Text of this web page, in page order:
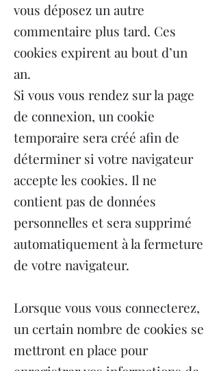
vous déposez un autre
commentaire plus tard. Ces
cookies expirent au bout d’un
an.
Si vous vous rendez sur la page
de connexion, un cookie
temporaire sera créé afin de
déterminer si votre navigateur
accepte les cookies. Il ne
contient pas de données
personnelles et sera supprimé
automatiquement à la fermeture
de votre navigateur.
Lorsque vous vous connecterez,
un certain nombre de cookies se
mettront en place pour